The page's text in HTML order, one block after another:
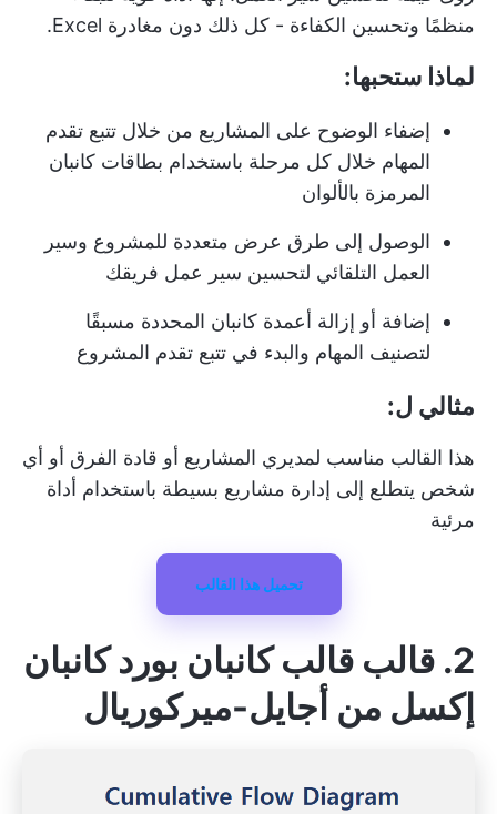
منظمًا وتحسين الكفاءة - كل ذلك دون مغادرة Excel.
لماذا ستحبها:
إضفاء الوضوح على المشاريع من خلال تتبع تقدم
المهام خلال كل مرحلة باستخدام بطاقات كانبان
المرمزة بالألوان
الوصول إلى طرق عرض متعددة للمشروع وسير
العمل التلقائي لتحسين سير عمل فريقك
إضافة أو إزالة أعمدة كانبان المحددة مسبقًا
لتصنيف المهام والبدء في تتبع تقدم المشروع
مثالي ل:
هذا القالب مناسب لمديري المشاريع أو قادة الفرق أو أي
شخص يتطلع إلى إدارة مشاريع بسيطة باستخدام أداة
مرئية
تحميل هذا القالب
2. قالب قالب كانبان بورد كانبان
إكسل من أجايل-ميركوريال